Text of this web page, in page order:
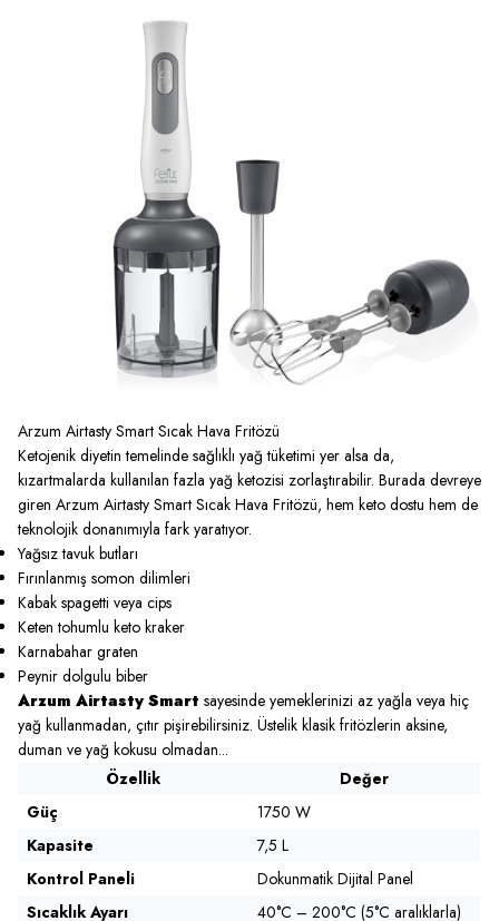
Arzum Airtasty Smart Sıcak Hava Fritözü
Ketojenik diyetin temelinde sağlıklı yağ tüketimi yer alsa da,
kızartmalarda kullanılan fazla yağ ketozisi zorlaştırabilir. Burada devreye
giren Arzum Airtasty Smart Sıcak Hava Fritözü, hem keto dostu hem de
teknolojik donanımıyla fark yaratıyor.
Yağsız tavuk butları
Fırınlanmış somon dilimleri
Kabak spagetti veya cips
Keten tohumlu keto kraker
Karnabahar graten
Peynir dolgulu biber
Arzum Airtasty Smart sayesinde yemeklerinizi az yağla veya hiç
yağ kullanmadan, çıtır pişirebilirsiniz. Üstelik klasik fritözlerin aksine,
duman ve yağ kokusu olmadan...
Özellik
Değer
Güç
1750 W
Kapasite
7,5 L
Kontrol Paneli
Dokunmatik Dijital Panel
Sıcaklık Ayarı
40°C – 200°C (5°C aralıklarla)